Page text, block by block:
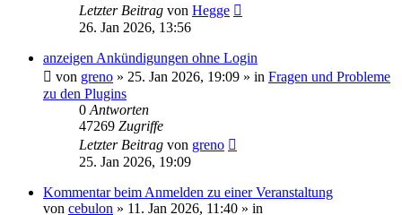
Letzter Beitrag von Hegge
26. Jan 2026, 13:56
anzeigen Ankündigungen ohne Login
von greno » 25. Jan 2026, 19:09 » in Fragen und Probleme
zu den Plugins
0 Antworten
47269 Zugriffe
Letzter Beitrag von greno
25. Jan 2026, 19:09
Kommentar beim Anmelden zu einer Veranstaltung
von cebulon » 11. Jan 2026, 11:40 » in